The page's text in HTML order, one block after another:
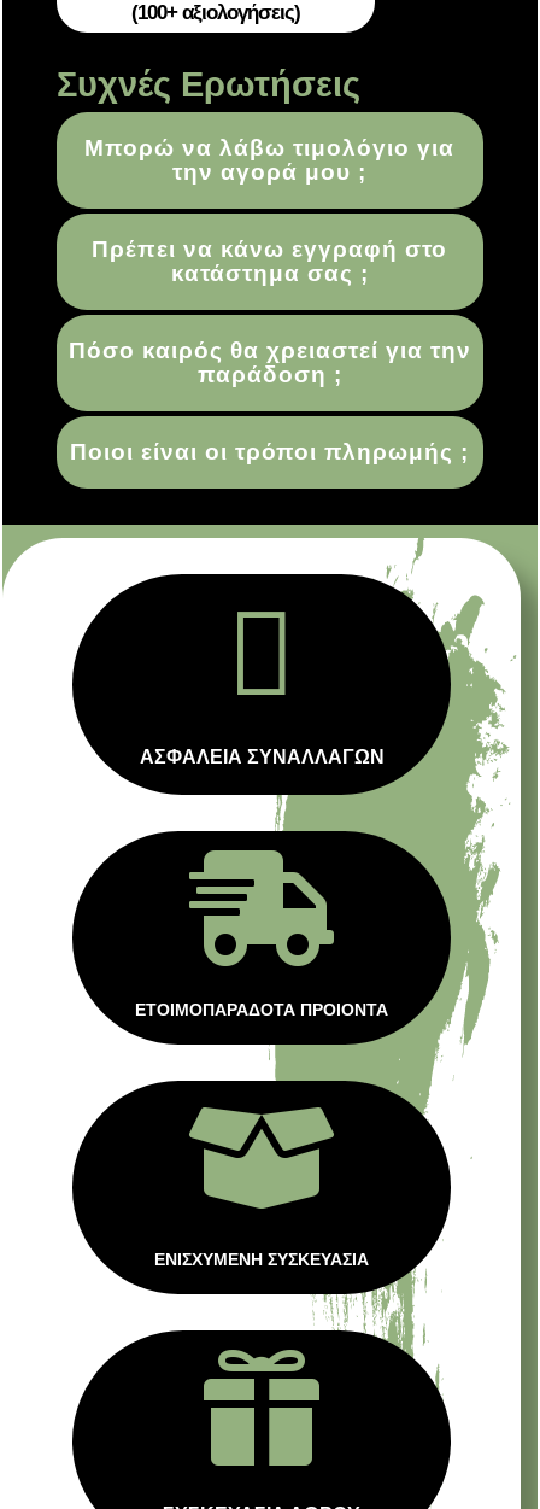
(100+ αξιολογήσεις)
Συχνές Ερωτήσεις
Μπορώ να λάβω τιμολόγιο για
την αγορά μου ;
Πρέπει να κάνω εγγραφή στο
κατάστημα σας ;
Πόσο καιρός θα χρειαστεί για την
παράδοση ;
Ποιοι είναι οι τρόποι πληρωμής ;

ΑΣΦΑΛΕΙΑ ΣΥΝΑΛΛΑΓΩΝ

ΕΤΟΙΜΟΠΑΡΑΔΟΤΑ ΠΡΟΙΟΝΤΑ

ΕΝΙΣΧΥΜΕΝΗ ΣΥΣΚΕΥΑΣΙΑ
